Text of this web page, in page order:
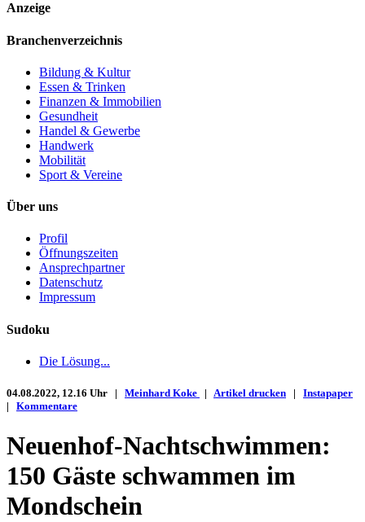
Anzeige
Branchenverzeichnis
Bildung & Kultur
Essen & Trinken
Finanzen & Immobilien
Gesundheit
Handel & Gewerbe
Handwerk
Mobilität
Sport & Vereine
Über uns
Profil
Öffnungszeiten
Ansprechpartner
Datenschutz
Impressum
Sudoku
Die Lösung...
04.08.2022, 12.16 Uhr | Meinhard Koke | Artikel drucken | Instapaper
| Kommentare
Neuenhof-Nachtschwimmen:
150 Gäste schwammen im
Mondschein